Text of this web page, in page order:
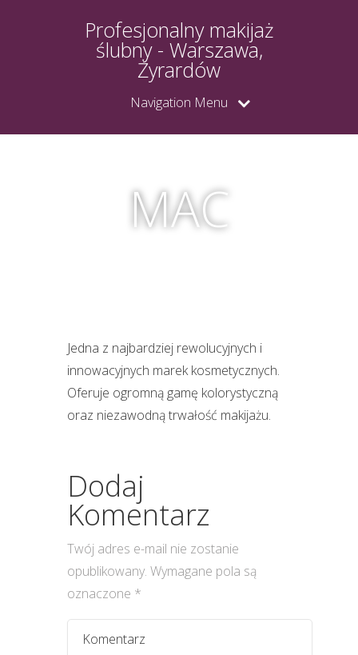
Profesjonalny makijaż
ślubny - Warszawa,
Żyrardów
Navigation Menu
MAC
Jedna z najbardziej rewolucyjnych i
innowacyjnych marek kosmetycznych.
Oferuje ogromną gamę kolorystyczną
oraz niezawodną trwałość makijażu.
Dodaj
Komentarz
Twój adres e-mail nie zostanie
opublikowany. Wymagane pola są
oznaczone *